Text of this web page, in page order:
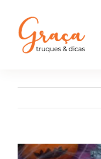
Receitas
Sobre